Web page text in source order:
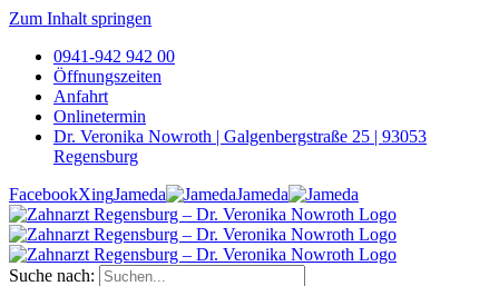
Zum Inhalt springen
0941-942 942 00
Öffnungszeiten
Anfahrt
Onlinetermin
Dr. Veronika Nowroth | Galgenbergstraße 25 | 93053
Regensburg
FacebookXingJameda Jameda
Suche nach: